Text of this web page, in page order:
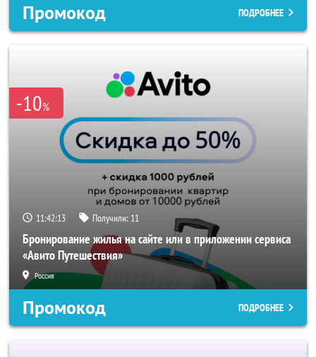
Промокод ПОДРОБНЕЕ
-10%
11:42:11 Получили: 11
Бронирование жилья на сайте или в приложении сервиса
«Авито Путешествия»
Россия
Промокод ПОДРОБНЕЕ